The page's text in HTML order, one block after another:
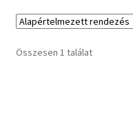
Összesen 1 találat